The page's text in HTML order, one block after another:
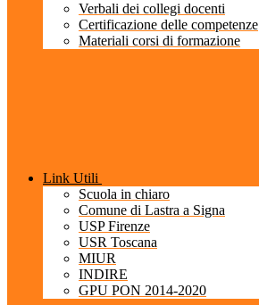
Verbali dei collegi docenti
Certificazione delle competenze
Materiali corsi di formazione
Link Utili
Scuola in chiaro
Comune di Lastra a Signa
USP Firenze
USR Toscana
MIUR
INDIRE
GPU PON 2014-2020